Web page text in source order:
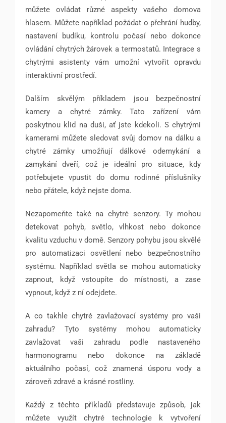
můžete ovládat různé aspekty vašeho domova
hlasem. Můžete například požádat o přehrání hudby,
nastavení budíku, kontrolu počasí nebo dokonce
ovládání chytrých žárovek a termostatů. Integrace s
chytrými asistenty vám umožní vytvořit opravdu
interaktivní prostředí.
Dalším skvělým příkladem jsou bezpečnostní
kamery a chytré zámky. Tato zařízení vám
poskytnou klid na duši, ať jste kdekoli. S chytrými
kamerami můžete sledovat svůj domov na dálku a
chytré zámky umožňují dálkové odemykání a
zamykání dveří, což je ideální pro situace, kdy
potřebujete vpustit do domu rodinné příslušníky
nebo přátele, když nejste doma.
Nezapomeňte také na chytré senzory. Ty mohou
detekovat pohyb, světlo, vlhkost nebo dokonce
kvalitu vzduchu v domě. Senzory pohybu jsou skvělé
pro automatizaci osvětlení nebo bezpečnostního
systému. Například světla se mohou automaticky
zapnout, když vstoupíte do místnosti, a zase
vypnout, když z ní odejdete.
A co takhle chytré zavlažovací systémy pro vaši
zahradu? Tyto systémy mohou automaticky
zavlažovat vaši zahradu podle nastaveného
harmonogramu nebo dokonce na základě
aktuálního počasí, což znamená úsporu vody a
zároveň zdravé a krásné rostliny.
Každý z těchto příkladů představuje způsob, jak
můžete využít chytré technologie k vytvoření